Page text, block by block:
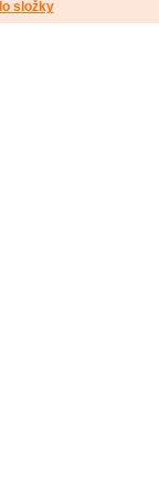
složky